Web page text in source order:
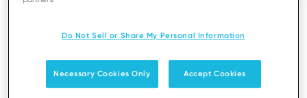
- Tout -
Alternative payment methods
Do Not Sell or Share My Personal Information
Necessary Cookies Only Accept Cookies